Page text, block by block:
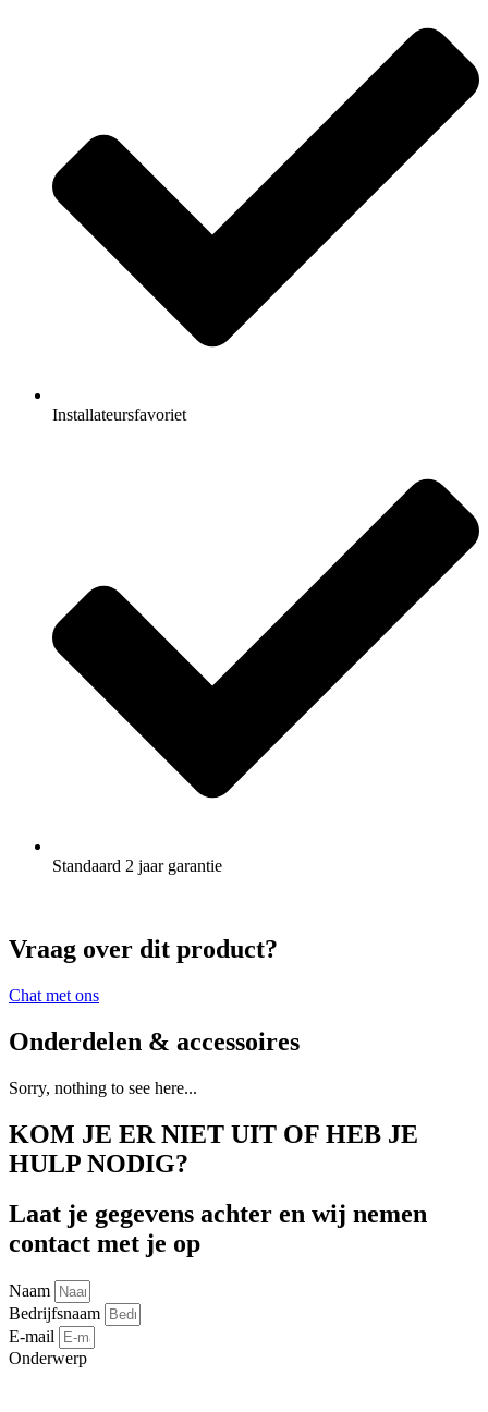
Installateursfavoriet
Standaard 2 jaar garantie
Vraag over dit product?
Chat met ons
Onderdelen & accessoires
Sorry, nothing to see here...
KOM JE ER NIET UIT OF HEB JE
HULP NODIG?
Laat je gegevens achter en wij nemen
contact met je op
Naam
Bedrijfsnaam
E-mail
Onderwerp